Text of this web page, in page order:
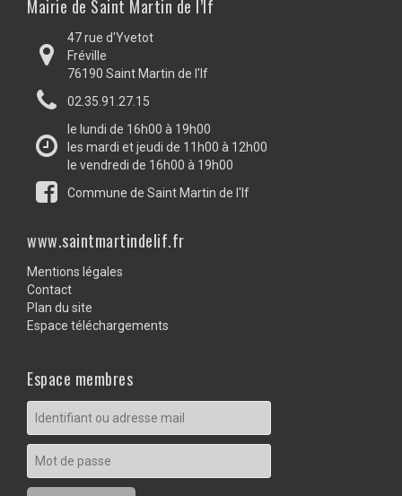
Mairie de Saint Martin de l’If
47 rue d'Yvetot
Fréville
76190 Saint Martin de l'If
02.35.91.27.15
le lundi de 16h00 à 19h00
les mardi et jeudi de 11h00 à 12h00
le vendredi de 16h00 à 19h00
Commune de Saint Martin de l'If
www.saintmartindelif.fr
Mentions légales
Contact
Plan du site
Espace téléchargements
Espace membres